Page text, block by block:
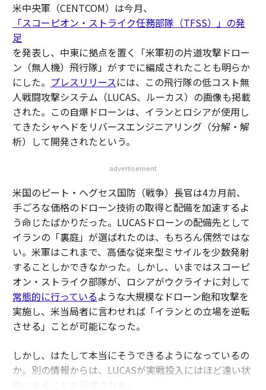
米中央軍（CENTCOM）は今月、
「スコーピオン・ストライク任務部隊（TFSS）」の発
足
を発表し、中東に拠点を置く「米軍初の片道攻撃ドロー
ン（無人機）飛行隊」がすでに編成されたことも明らか
にした。 プレスリリースには、この飛行隊の低コスト無
人戦闘攻撃システム（LUCAS、ルーカス）の画像も掲載
された。この自爆ドローンは、イランとロシアが使用し
てきたシャヘドをリバースエンジニアリング（分解・解
析）して開発されたという。
advertisement
米国のピート・ヘグセス国防（戦争）長官は4カ月前、
手ごろな価格のドローン技術の取得と配備を加速するよ
う命じたばかりだった。LUCASドローンの配備先として
イランの「裏庭」が選ばれたのは、もちろん偶然ではな
い。米軍はこれまで、高価な従来型ミサイルを少数発射
することしかできなかった。しかし、いまではスコーピ
オン・ストライク部隊が、ロシアがウクライナに対して
常態的に行っているような大規模なドローン飽和攻撃を
実施し、米当局者に言わせれば「イランとの立場を逆転
させる」ことが可能になった。
しかし、はたして本当にそうできるようになっているの
か。別の情報からは、LUCASが実戦投入にはほど遠い状